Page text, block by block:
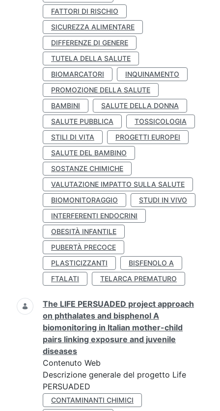
FATTORI DI RISCHIO
SICUREZZA ALIMENTARE
DIFFERENZE DI GENERE
TUTELA DELLA SALUTE
BIOMARCATORI
INQUINAMENTO
PROMOZIONE DELLA SALUTE
BAMBINI
SALUTE DELLA DONNA
SALUTE PUBBLICA
TOSSICOLOGIA
STILI DI VITA
PROGETTI EUROPEI
SALUTE DEL BAMBINO
SOSTANZE CHIMICHE
VALUTAZIONE IMPATTO SULLA SALUTE
BIOMONITORAGGIO
STUDI IN VIVO
INTERFERENTI ENDOCRINI
OBESITÀ INFANTILE
PUBERTÀ PRECOCE
PLASTICIZZANTI
BISFENOLO A
FTALATI
TELARCA PREMATURO
The LIFE PERSUADED project approach
on phthalates and bisphenol A
biomonitoring in Italian mother-child
pairs linking exposure and juvenile
diseases
Contenuto Web
Descrizione generale del progetto Life
PERSUADED
CONTAMINANTI CHIMICI